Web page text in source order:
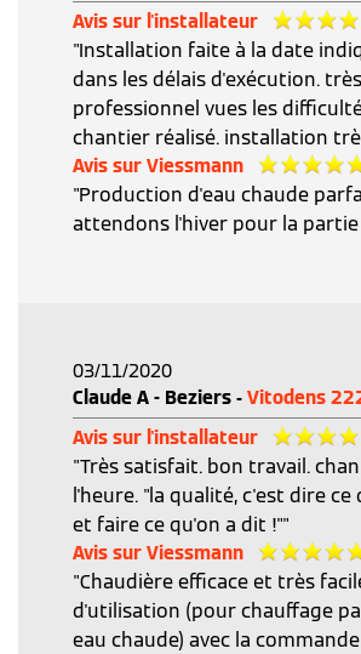
Avis sur l'installateur
"Installation faite à la date
dans les délais d'exécution. très
professionnel vues les
chantier réalisé. installation
Avis sur Viessmann
"Production d'eau chaude
attendons l'hiver pour la partie
03/11/2020
Claude A - Beziers - Vitodens
Avis sur l'installateur
"Très satisfait. bon travail.
l'heure. "la qualité, c'est dire ce
et faire ce qu'on a dit !""
Avis sur Viessmann
"Chaudière efficace et très
d'utilisation (pour chauffage
eau chaude) avec la